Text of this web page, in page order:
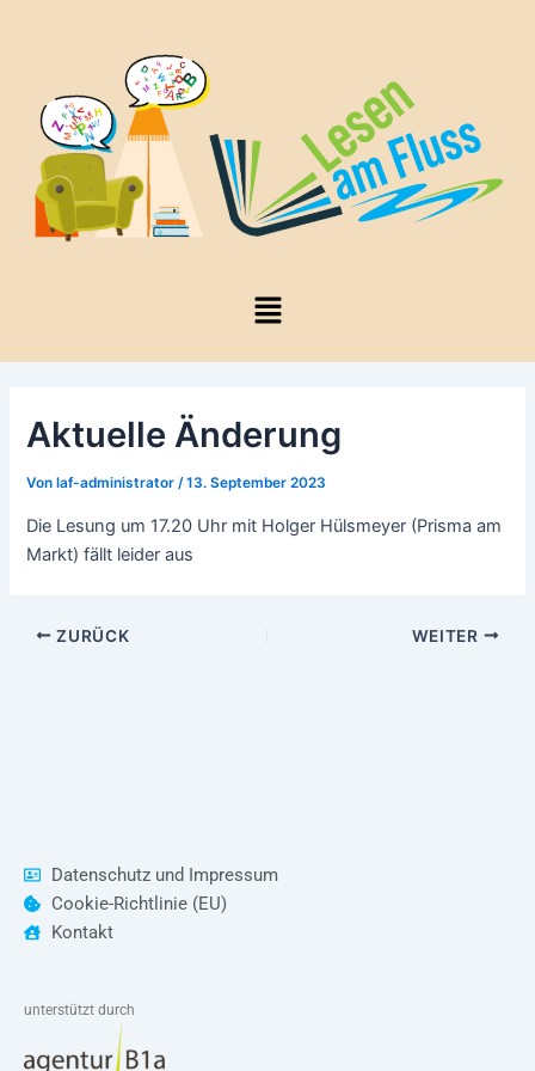
Menü
Aktuelle Änderung
Von laf-administrator/13. September 2023
Die Lesung um 17.20 Uhr mit Holger Hülsmeyer (Prisma am
Markt) fällt leider aus
ZURÜCK WEITER
Datenschutz und Impressum
Cookie-Richtlinie (EU)
Kontakt
unterstützt durch